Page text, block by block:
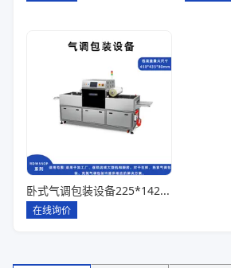
卧式气调包装设备225*142*80一出六
在线询价